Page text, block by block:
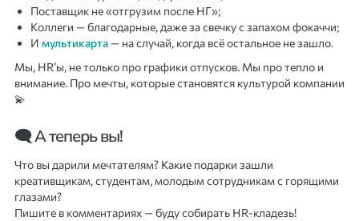
Поставщик не «отгрузим после НГ»;
Коллеги — благодарные, даже за свечку с запахом фокаччи;
И мультикарта — на случай, когда всё остальное не зашло.
Мы, HR’ы, не только про графики отпусков. Мы про тепло и
внимание. Про мечты, которые становятся культурой компании
💫
🗨 А теперь вы!
Что вы дарили мечтателям? Какие подарки зашли
креативщикам, студентам, молодым сотрудникам с горящими
глазами?
Пишите в комментариях — буду собирать HR-кладезь!